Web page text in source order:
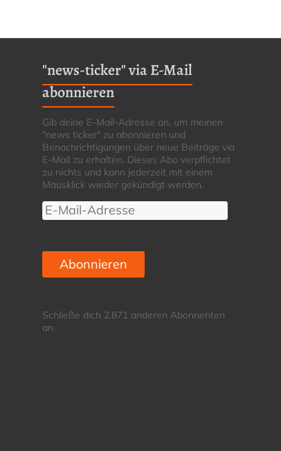
"news-ticker" via E-Mail
abonnieren
Gib deine E-Mail-Adresse an, um meinen
"news ticker" zu abonnieren und
Benachrichtigungen über neue Beiträge via
E-Mail zu erhalten. Dieses Abo verpflichtet
zu nichts und kann jederzeit mit einem
Mausklick wieder gekündigt werden.
E-
Mail-
Abonnieren
Schließe dich 2.871 anderen Abonnenten
an